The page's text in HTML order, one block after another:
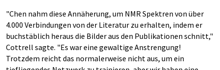
"Chen nahm diese Annäherung, um NMR Spektren von über
4.000 Verbindungen von der Literatur zu erhalten, indem er
buchstäblich heraus die Bilder aus den Publikationen schnitt,"
Cottrell sagte. "Es war eine gewaltige Anstrengung!
Trotzdem reicht das normalerweise nicht aus, um ein